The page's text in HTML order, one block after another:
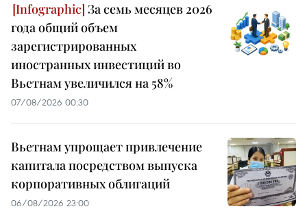
За семь месяцев 2026
года общий объем
зарегистрированных
иностранных инвестиций во
Вьетнам увеличился на 58%
07/08/2026 00:30
Вьетнам упрощает привлечение
капитала посредством выпуска
корпоративных облигаций
06/08/2026 23:00